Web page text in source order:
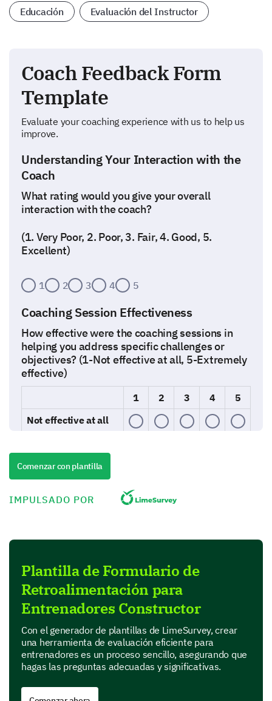
Educación Evaluación del Instructor
Coach Feedback Form
Template
Evaluate your coaching experience with us to help us
improve.
Understanding Your Interaction with the
Coach
What rating would you give your overall
interaction with the coach?
(1. Very Poor, 2. Poor, 3. Fair, 4. Good, 5.
Excellent)
1 2 3 4 5
Coaching Session Effectiveness
How effective were the coaching sessions in
helping you address specific challenges or
objectives? (1-Not effective at all, 5-Extremely
effective)
1 2 3 4
5
Not effective at all
Moderately effective
Very effective
Describe how the coaching sessions have
helped you in overcoming your challenges and
achieving your objectives.
Strengths and Areas for Improvement
Comenzar con plantilla
IMPULSADO POR
Plantilla de Formulario de
Retroalimentación para
Entrenadores Constructor
Con el generador de plantillas de LimeSurvey, crear
una herramienta de evaluación eficiente para
entrenadores es un proceso sencillo, asegurando que
hagas las preguntas adecuadas y significativas.